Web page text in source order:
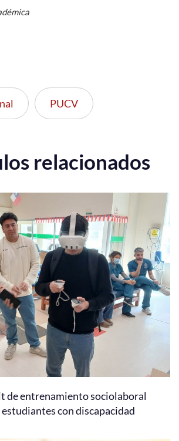
PUCV
relacionados
de entrenamiento sociolaboral
con discapacidad